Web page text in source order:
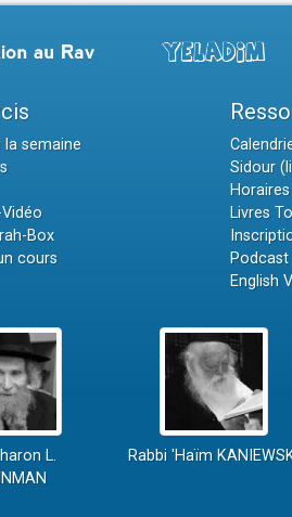
la semaine
Box
cours
Sidour
Livres
English
L.
Rabbi 'Haïm